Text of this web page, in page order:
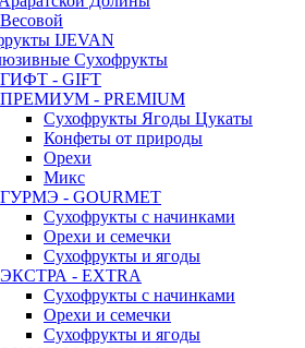
Весовой
IJEVAN
Сухофрукты
ГИФТ - GIFT
ПРЕМИУМ - PREMIUM
Сухофрукты Ягоды Цукаты
Конфеты от природы
Орехи
Микс
ГУРМЭ - GOURMET
Сухофрукты с начинками
Орехи и семечки
Сухофрукты и ягоды
ЭКСТРА - EXTRA
Сухофрукты с начинками
Орехи и семечки
Сухофрукты и ягоды